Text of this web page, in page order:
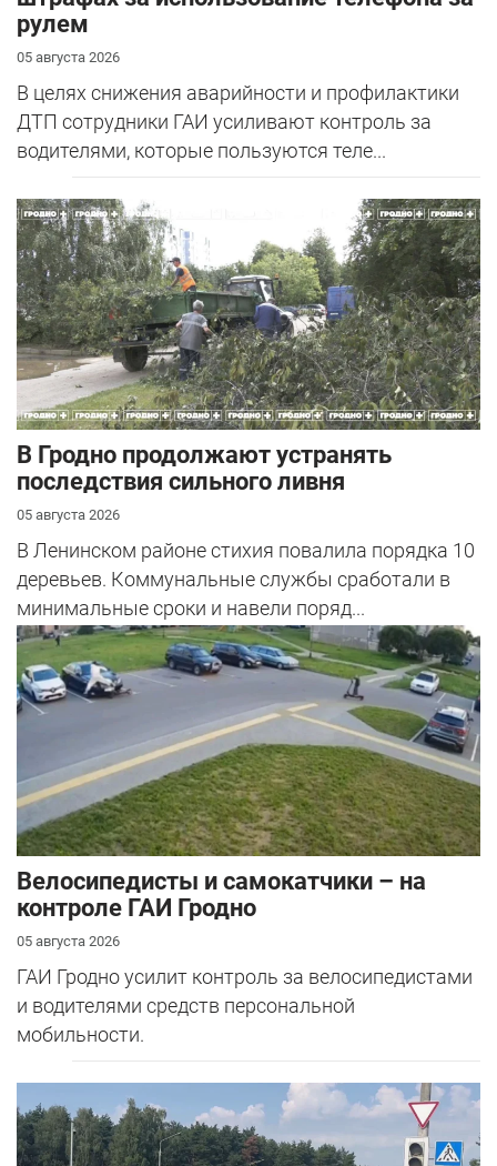
рулем
05 августа 2026
В целях снижения аварийности и профилактики
ДТП сотрудники ГАИ усиливают контроль за
водителями, которые пользуются теле...
В Гродно продолжают устранять
последствия сильного ливня
05 августа 2026
В Ленинском районе стихия повалила порядка 10
деревьев. Коммунальные службы сработали в
минимальные сроки и навели поряд...
Велосипедисты и самокатчики – на
контроле ГАИ Гродно
05 августа 2026
ГАИ Гродно усилит контроль за велосипедистами
и водителями средств персональной
мобильности.